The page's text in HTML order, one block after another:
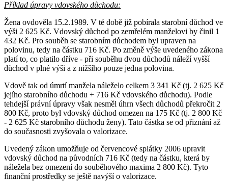
Příklad úpravy vdovského důchodu:
Žena ovdověla 15.2.1989. V té době již pobírala starobní důchod ve
výši 2 625 Kč. Vdovský důchod po zemřelém manželovi by činil 1
432 Kč. Pro souběh se starobním důchodem byl upraven na
polovinu, tedy na částku 716 Kč. Po změně výše uvedeného zákona
platí to, co platilo dříve - při souběhu dvou důchodů náleží vyšší
důchod v plné výši a z nižšího pouze jedna polovina.
Vdově tak od úmrtí manžela náleželo celkem 3 341 Kč (tj. 2 625 Kč
jejího starobního důchodu + 716 Kč vdovského důchodu). Podle
tehdejší právní úpravy však nesměl úhrn všech důchodů překročit 2
800 Kč, proto byl vdovský důchod omezen na 175 Kč (tj. 2 800 Kč
- 2 625 Kč starobního důchodu ženy). Tato částka se od přiznání až
do současnosti zvyšovala o valorizace.
Uvedený zákon umožňuje od červencové splátky 2006 upravit
vdovský důchod na původních 716 Kč (tedy na částku, která by
náležela bez omezení do souběhového maxima 2 800 Kč). Tyto
finanční prostředky se ještě navýší o valorizace.